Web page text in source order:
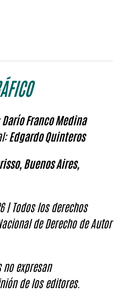
Darío Franco Medina
Edgardo Quinteros
Buenos Aires,
| Todos los derechos
de Derecho de Autor
expresan
de los editores.